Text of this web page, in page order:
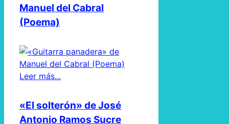
Manuel del Cabral
(Poema)
Leer más...
«El solterón» de José
Antonio Ramos Sucre